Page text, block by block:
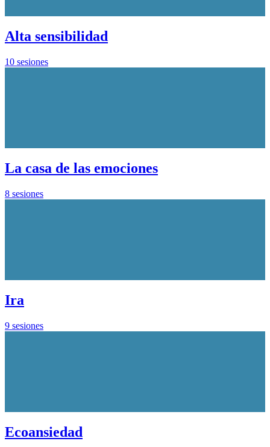
Alta sensibilidad
10 sesiones
La casa de las emociones
8 sesiones
Ira
9 sesiones
Ecoansiedad